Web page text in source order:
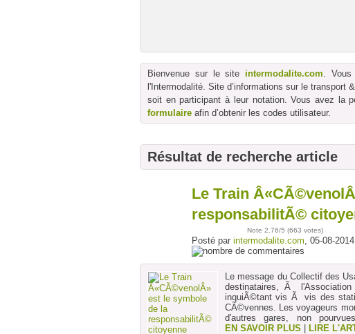
Bienvenue sur le site intermodalite.com. Vous
l'Intermodalité. Site d’informations sur le
soit en participant à leur notation. Vous avez la
formulaire afin d’obtenir les codes utilisateur.
Résultat de recherche article
Le Train
responsabilitÃ©
Note 2.76/5 (663 votes)
Posté par intermodalite.com, 05-08-
Le message du Collectif des
destinataires, Ã
inquiÃ©tant vis Ã vis des
CÃ©vennes. Les voyageurs
d'autres gares, non
EN SAVOIR PLUS
LIRE